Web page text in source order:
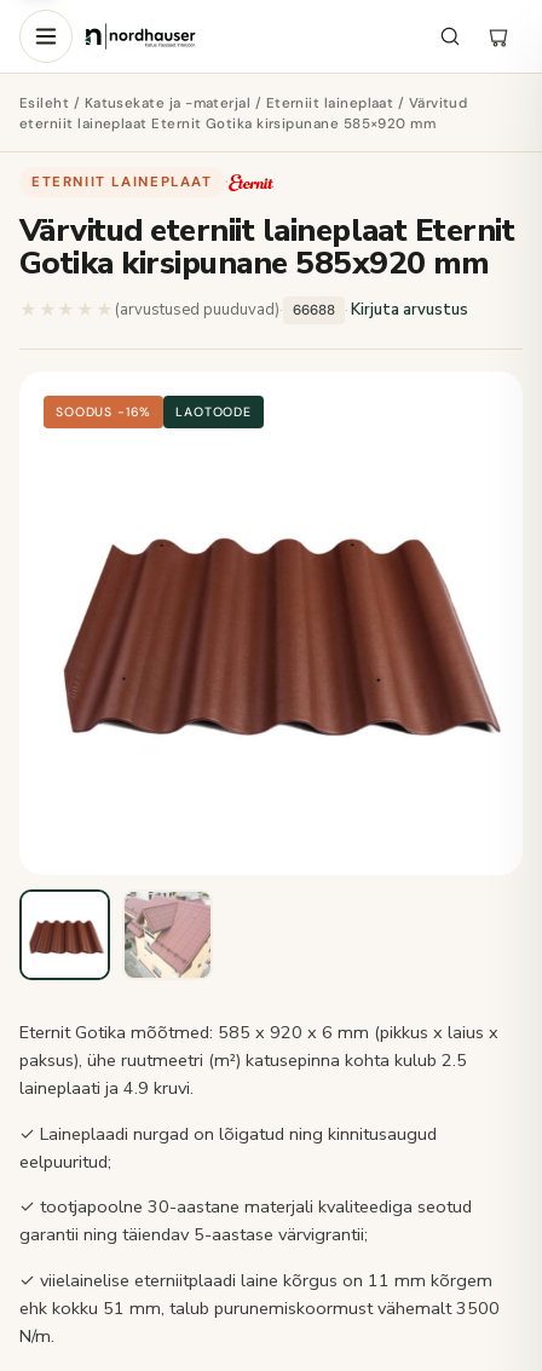
Esileht / Katusekate ja -materjal / Eterniit laineplaat / Värvitud
eterniit laineplaat Eternit Gotika kirsipunane 585×920 mm
ETERNIIT LAINEPLAAT ·
Värvitud eterniit laineplaat Eternit
Gotika kirsipunane 585x920 mm
★★★★★ ★★★★★
(arvustused puuduvad)· 66688 ·Kirjuta arvustus
SOODUS −16% LAOTOODE
Eternit Gotika mõõtmed: 585 x 920 x 6 mm (pikkus x laius x
paksus), ühe ruutmeetri (m²) katusepinna kohta kulub 2.5
laineplaati ja 4.9 kruvi.
✓ Laineplaadi nurgad on lõigatud ning kinnitusaugud
eelpuuritud;
✓ tootjapoolne 30-aastane materjali kvaliteediga seotud
garantii ning täiendav 5-aastase värvigrantii;
✓ viielainelise eterniitplaadi laine kõrgus on 11 mm kõrgem
ehk kokku 51 mm, talub purunemiskoormust vähemalt 3500
N/m.